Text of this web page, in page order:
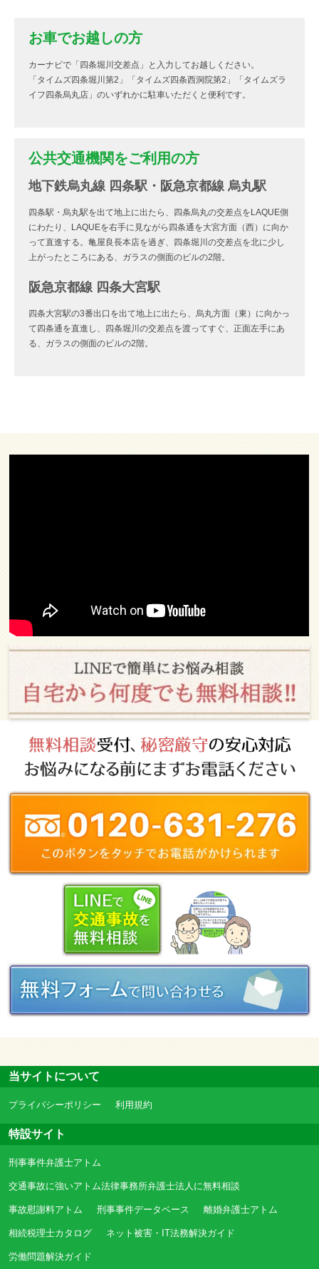
お車でお越しの方
カーナビで「四条堀川交差点」と入力してお越しください。
「タイムズ四条堀川第2」「タイムズ四条西洞院第2」「タイムズラ
イフ四条烏丸店」のいずれかに駐車いただくと便利です。
公共交通機関をご利用の方
地下鉄烏丸線 四条駅・阪急京都線 烏丸駅
四条駅・烏丸駅を出て地上に出たら、四条烏丸の交差点をLAQUE側
にわたり、LAQUEを右手に見ながら四条通を大宮方面（西）に向か
って直進する。亀屋良長本店を過ぎ、四条堀川の交差点を北に少し
上がったところにある、ガラスの側面のビルの2階。
阪急京都線 四条大宮駅
四条大宮駅の3番出口を出て地上に出たら、烏丸方面（東）に向かっ
て四条通を直進し、四条堀川の交差点を渡ってすぐ、正面左手にあ
る、ガラスの側面のビルの2階。
当サイトについて
プライバシーポリシー 利用規約
特設サイト
刑事事件弁護士アトム
交通事故に強いアトム法律事務所弁護士法人に無料相談
事故慰謝料アトム 刑事事件データベース 離婚弁護士アトム
相続税理士カタログ ネット被害・IT法務解決ガイド
労働問題解決ガイド